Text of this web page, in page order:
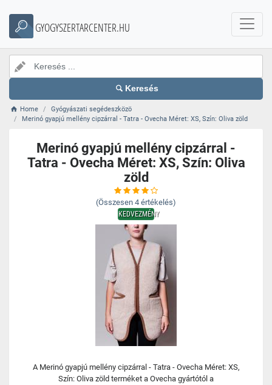
GYOGYSZERTARCENTER.HU
Keresés
Home
Gyógyászati segédeszközö
Merinó gyapjú mellény cipzárral - Tatra - Ovecha Méret: XS, Szín: Oliva zöld
Merinó gyapjú mellény cipzárral -
Tatra - Ovecha Méret: XS, Szín: Oliva
zöld
(Összesen 4 értékelés)
KEDVEZMÉNY
A Merinó gyapjú mellény cipzárral - Tatra - Ovecha Méret: XS,
Szín: Oliva zöld terméket a Ovecha gyártótól a